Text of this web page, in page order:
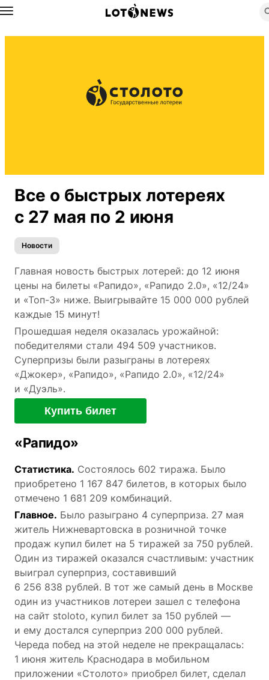
Назад
Все о быстрых лотереях
с 27 мая по 2 июня
Новости
Главная новость быстрых лотерей: до 12 июня
цены на билеты «Рапидо», «Рапидо 2.0», «12/24»
и «Топ-3» ниже. Выигрывайте 15 000 000 рублей
каждые 15 минут!
Прошедшая неделя оказалась урожайной:
победителями стали 494 509 участников.
Суперпризы были разыграны в лотереях
«Джокер», «Рапидо», «Рапидо 2.0», «12/24»
и «Дуэль».
Купить билет
«Рапидо»
Статистика. Состоялось 602 тиража. Было
приобретено 1 167 847 билетов, в которых было
отмечено 1 681 209 комбинаций.
Главное. Было разыграно 4 суперприза. 27 мая
житель Нижневартовска в розничной точке
продаж купил билет на 5 тиражей за 750 рублей.
Один из тиражей оказался счастливым: участник
выиграл суперприз, составивший
6 256 838 рублей. В тот же самый день в Москве
один из участников лотереи зашел с телефона
на сайт stoloto, купил билет за 150 рублей —
и ему достался суперприз 200 000 рублей.
Череда побед на этой неделе не прекращалась:
1 июня житель Краснодара в мобильном
приложении «Столото» приобрел билет, сделал